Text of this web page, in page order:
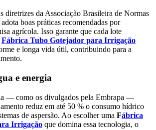
diretrizes da Associação Brasileira de Normas
boas práticas recomendadas por
agrícola. Isso garante que cada lote
Fábrica Tubo Gotejador para Irrigação
e longa vida útil, contribuindo para a
e energia
— como os divulgados pela Embrapa —
reduz em até 50 % o consumo hídrico
de aspersão. Ao escolher uma Fábrica
Irrigação que domina essa tecnologia, o